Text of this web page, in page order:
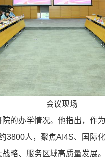
会议现场
的办学情况。他指出，作
3800人，聚焦AI4S、国际
略、服务区域高质量发展